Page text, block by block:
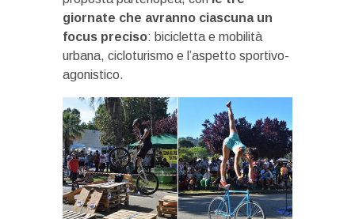
giornate che avranno ciascuna un
focus preciso: bicicletta e mobilità
urbana, cicloturismo e l’aspetto sportivo-
agonistico.